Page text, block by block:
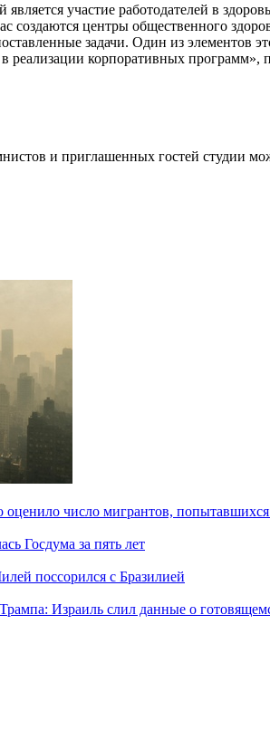
участие работодателей в
центры общественного
задачи. Один из элементов
реализации корпоративных программ»,
и приглашенных гостей студии